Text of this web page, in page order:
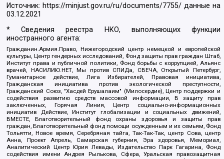
Источник: https://minjust.gov.ru/ru/documents/7755/ данные на
03.12.2021
* Сведения реестра НКО, выполняющих функции
иностранного агента:
Гражданин.Армия.Право, Нижегородский центр немецкой и европейской
культуры, Центр гендерных исследований, Фонд защиты прав граждан Штаб,
Институт права и публичной политики, Фонд борьбы с коррупцией, Альянс
врачей, НАСИЛИЮ.НЕТ, Мы против СПИДа, СВЕЧА, Открытый Петербург,
Гуманитарное действие, Лига Избирателей, Правовая инициатива,
Гражданская инициатива против экологической преступности,
Гражданский Союз, "Хасдей Ерушалаим" (Милосердие), Центр поддержки и
содействия развитию средств массовой информации, В защиту прав
заключенных, Горячая Линия, Центр социально-информационных
инициатив Действие, Институт глобализации и социальных движений,
ВМЕСТЕ, Благотворительный фонд охраны здоровья и защиты прав
граждан, Благотворительный фонд помощи осужденным и их семьям, Фонд
Тольятти, Новое время, Серебряная тайга, Так-Так-Так, центр Сова, центр
Анна, Проект Апрель, Самарская губерния, Эра здоровья, Мемориал,
Аналитический Центр Юрия Левады, Издательство Парк Гагарина, Фонд
содействия имени Андрея Рылькова, Сфера, Уральская правозащитная